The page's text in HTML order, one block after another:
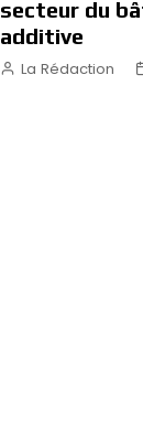
secteur du
additive
La Rédaction